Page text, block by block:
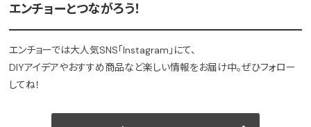
エンチョーとつながろう！
エンチョーでは大人気SNS「Instagram」にて、
DIYアイデアやおすすめ商品など楽しい情報をお届け中。ぜひフォロー
してね！